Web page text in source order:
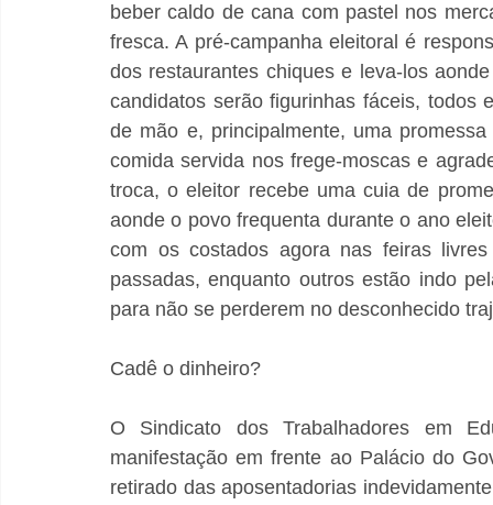
beber caldo de cana com pastel nos
fresca. A pré-campanha eleitoral é
dos restaurantes chiques e leva-los
candidatos serão figurinhas fáceis, todos
de mão e, principalmente, uma
comida servida nos frege-moscas e
troca, o eleitor recebe uma cuia de
aonde o povo frequenta durante o ano
com os costados agora nas feiras
passadas, enquanto outros estão indo
para não se perderem no desconhecido
Cadê o dinheiro?
O Sindicato dos Trabalhadores em
manifestação em frente ao Palácio do
retirado das aposentadorias